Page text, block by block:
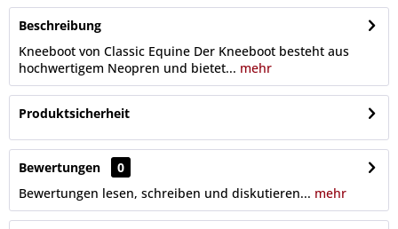
Beschreibung
Kneeboot von Classic Equine Der Kneeboot besteht aus
hochwertigem Neopren und bietet... mehr
Produktsicherheit
Bewertungen
0
Bewertungen lesen, schreiben und diskutieren... mehr